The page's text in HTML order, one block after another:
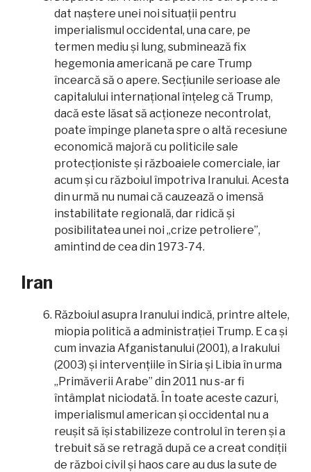
dat naștere unei noi situații pentru
imperialismul occidental, una care, pe
termen mediu și lung, subminează fix
hegemonia americană pe care Trump
încearcă să o apere. Secțiunile serioase ale
capitalului internațional înțeleg că Trump,
dacă este lăsat să acționeze necontrolat,
poate împinge planeta spre o altă recesiune
economică majoră cu politicile sale
protecționiste și războaiele comerciale, iar
acum și cu războiul împotriva Iranului. Acesta
din urmă nu numai că cauzează o imensă
instabilitate regională, dar ridică și
posibilitatea unei noi „crize petroliere”,
amintind de cea din 1973-74.
Iran
Războiul asupra Iranului indică, printre altele,
miopia politică a administrației Trump. E ca și
cum invazia Afganistanului (2001), a Irakului
(2003) și intervențiile în Siria și Libia în urma
„Primăverii Arabe” din 2011 nu s-ar fi
întâmplat niciodată. În toate aceste cazuri,
imperialismul american și occidental nu a
reușit să își stabilizeze controlul în teren și a
trebuit să se retragă după ce a creat condiții
de război civil și haos care au dus la sute de